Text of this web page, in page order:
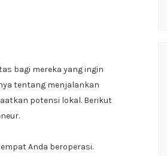
bagi mereka yang ingin
tentang menjalankan
potensi lokal. Berikut
Anda beroperasi.